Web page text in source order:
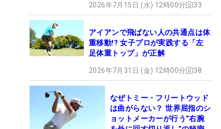
2026年7月15日 (水) 12時00分 33
アイアンで飛ばない人の共通点は体
重移動!? 女子プロが実践する「左
足体重トップ」が正解
2026年7月31日 (金) 12時00分 38
なぜトミー・フリートウッド
は曲がらない？ 世界屈指のシ
ョットメーカーが行う”右腕